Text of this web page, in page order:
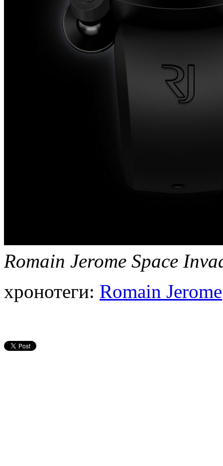
Romain Jerome Space
хронотеги: Romain Jerome